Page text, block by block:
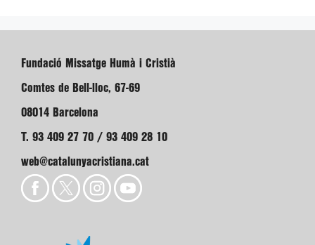
Fundació Missatge Humà i Cristià
Comtes de Bell-lloc, 67-69
08014 Barcelona
T. 93 409 27 70 / 93 409 28 10
web@catalunyacristiana.cat